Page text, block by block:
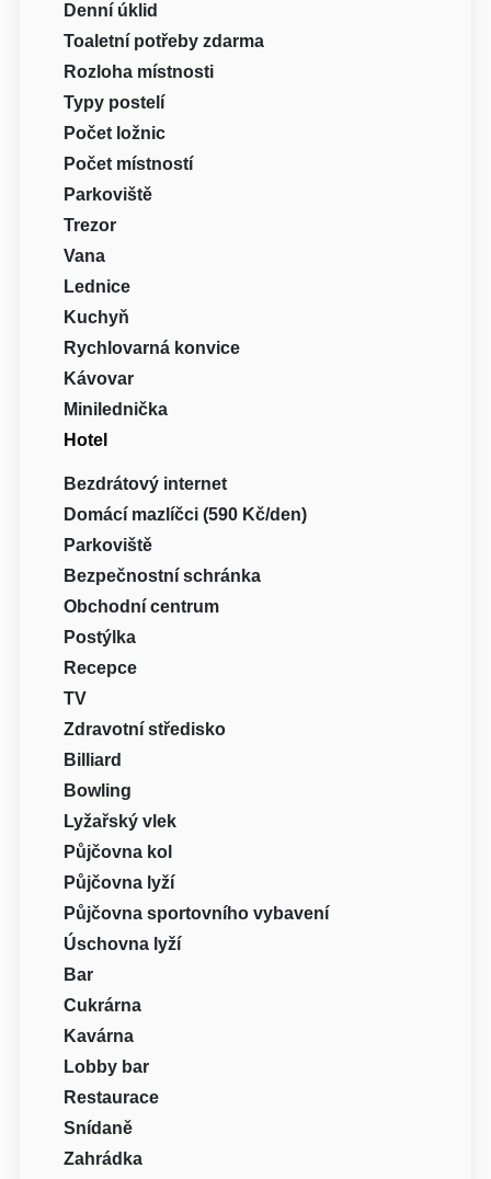
Denní úklid
Toaletní potřeby zdarma
Rozloha místnosti
Typy postelí
Počet ložnic
Počet místností
Parkoviště
Trezor
Vana
Lednice
Kuchyň
Rychlovarná konvice
Kávovar
Minilednička
Hotel
Bezdrátový internet
Domácí mazlíčci (590 Kč/den)
Parkoviště
Bezpečnostní schránka
Obchodní centrum
Postýlka
Recepce
TV
Zdravotní středisko
Billiard
Bowling
Lyžařský vlek
Půjčovna kol
Půjčovna lyží
Půjčovna sportovního vybavení
Úschovna lyží
Bar
Cukrárna
Kavárna
Lobby bar
Restaurace
Snídaně
Zahrádka